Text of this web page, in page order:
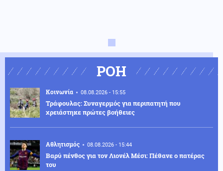
ΡΟΗ
Κοινωνία 08.08.2026 - 15:55
Τράφουλας: Συναγερμός για περιπατητή που
χρειάστηκε πρώτες βοήθειες
Αθλητισμός 08.08.2026 - 15:44
Βαρύ πένθος για τον Λιονέλ Μέσι: Πέθανε ο πατέρας
του